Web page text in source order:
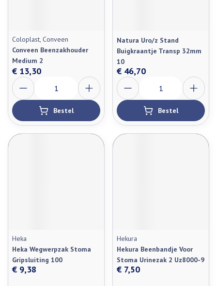
Coloplast, Conveen
Conveen Beenzakhouder
Medium 2
€ 13,30
Aantal
Bestel
Natura Uro/z Stand
Buigkraantje Transp 32mm
10
€ 46,70
Aantal
Bestel
Heka
Heka Wegwerpzak Stoma
Gripsluiting 100
€ 9,38
Hekura
Hekura Beenbandje Voor
Stoma Urinezak 2 Uz8000-9
€ 7,50